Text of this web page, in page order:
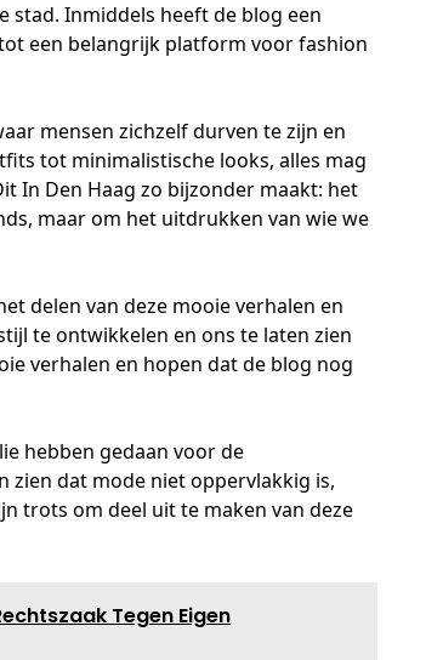
stad. Inmiddels heeft de blog een
een belangrijk platform voor fashion
mensen zichzelf durven te zijn en
tot minimalistische looks, alles mag
In Den Haag zo bijzonder maakt: het
maar om het uitdrukken van wie we
delen van deze mooie verhalen en
te ontwikkelen en ons te laten zien
verhalen en hopen dat de blog nog
hebben gedaan voor de
zien dat mode niet oppervlakkig is,
trots om deel uit te maken van deze
Tegen Eigen